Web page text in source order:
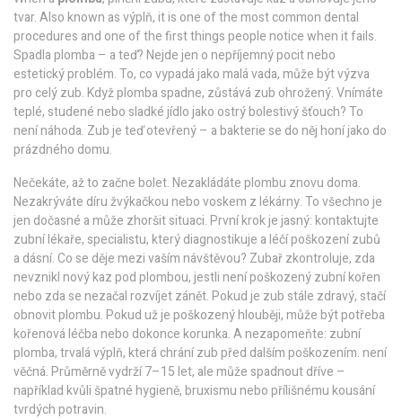
tvar. Also known asvýplň, it is one of the most common dental
procedures and one of the first things people notice when it fails.
Spadla plomba – a teď? Nejde jen o nepříjemný pocit nebo
estetický problém. To, co vypadá jako malá vada, může být výzva
pro celý zub. Když plomba spadne, zůstává zub ohrožený. Vnímáte
teplé, studené nebo sladké jídlo jako ostrý bolestivý šťouch? To
není náhoda. Zub je teď otevřený – a bakterie se do něj honí jako do
prázdného domu.
Nečekáte, až to začne bolet. Nezakládáte plombu znovu doma.
Nezakrýváte díru žvýkačkou nebo voskem z lékárny. To všechno je
jen dočasné a může zhoršit situaci. První krok je jasný: kontaktujte
zubní lékaře, specialistu, který diagnostikuje a léčí poškození zubů
a dásní.Co se děje mezi vaším návštěvou? Zubař zkontroluje, zda
nevznikl nový kaz pod plombou, jestli není poškozený zubní kořen
nebo zda se nezačal rozvíjet zánět. Pokud je zub stále zdravý, stačí
obnovit plombu. Pokud už je poškozený hlouběji, může být potřeba
kořenová léčba nebo dokonce korunka. A nezapomeňte: zubní
plomba,trvalá výplň, která chrání zub před dalším poškozením.není
věčná. Průměrně vydrží 7–15 let, ale může spadnout dříve –
například kvůli špatné hygieně, bruxismu nebo přílišnému kousání
tvrdých potravin.